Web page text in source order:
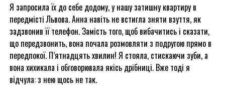
Я запросила їх до себе додому, у нашу затишну квартиру в
передмісті Львова. Анна навіть не встигла зняти взуття, як
задзвонив її телефон. Замість того, щоб вибачитись і сказати,
що передзвонить, вона почала розмовляти з подругою прямо в
передпокої. П’ятнадцять хвилин! Я стояла, стискаючи зуби, а
вона хихикала і обговорювала якісь дрібниці. Вже тоді я
відчула: з нею щось не так.